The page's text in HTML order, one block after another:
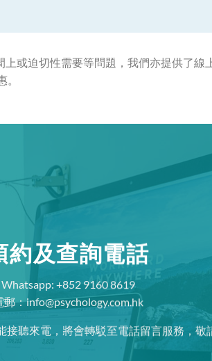
或迫切性需要等問題，我們亦提供了
約及查詢電話
Whatsapp: +852 9160 8619
郵：info@psychology.com.hk
聽來電，將會轉駁至電話留言服務，敬